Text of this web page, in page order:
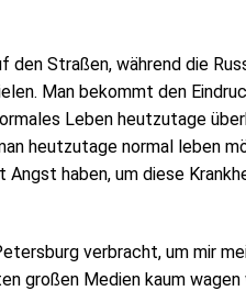
Straßen, während die
Man bekommt den
Leben heutzutage
heutzutage normal leben
haben, um diese
verbracht, um mir
großen Medien kaum